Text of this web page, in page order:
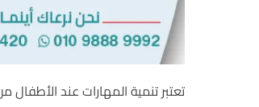
تعتبر تنمية المهارات عند